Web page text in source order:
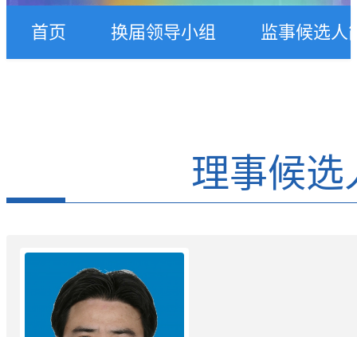
首页 换届领导小组 监事候选人
理事候选